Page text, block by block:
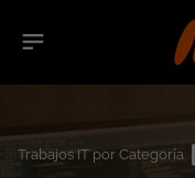
Trabajos IT por Categoría